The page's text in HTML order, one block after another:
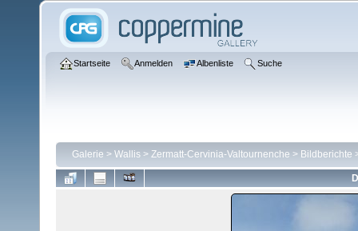
Startseite Anmelden Albenliste Suche
Galerie > Wallis > Zermatt-Cervinia-Valtournenche > Bildberichte